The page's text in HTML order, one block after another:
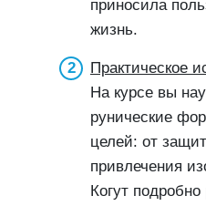
приносила
жизнь.
Практическое
На курсе вы
рунические
целей: от
привлечения
Когут